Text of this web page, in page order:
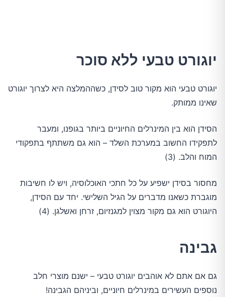
יוגורט טבעי ללא סוכר
יוגורט טבעי הוא מקור טוב לסידן, כשההמלצה היא לצרוך יוגורט
שאינו ממותק.
הסידן הוא בין המינרלים החיוניים ביותר בגופנו, ומעבר
לתפקידו החשוב במערכת השלד – הוא גם משתתף בתפקודי
המוח והלב. (3)
מחסור בסידן ישפיע על כל חתכי האוכלוסיה, ויש לו חשיבות
מוגברת כשאנו מדברים על הגיל השלישי. יחד עם הסידן,
היוגורט הוא גם מקור מצוין למגנזיום, זרחן ואשלגן. (4)
גבינה
גם אם אתם לא אוהבים יוגורט טבעי – ישנם מוצרי חלב
נוספים העשירים במינרלים חיוניים, וביניהם הגבינה!